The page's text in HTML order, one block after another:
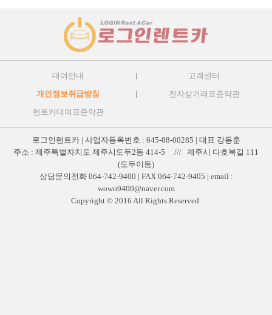
대여안내 고객센터
개인정보취급방침 전자상거래표준약관
렌트카대여표준약관
로그인렌트카 | 사업자등록번호 : 645-88-00285 | 대표 강동훈
주소 : 제주특별자치도 제주시도두2동 414-5 /// 제주시 다호북길 111
(도두이동)
상담문의전화 064-742-9400 | FAX 064-742-9405 | email :
wowo9400@naver.com
Copyright © 2016 All Rights Reserved.